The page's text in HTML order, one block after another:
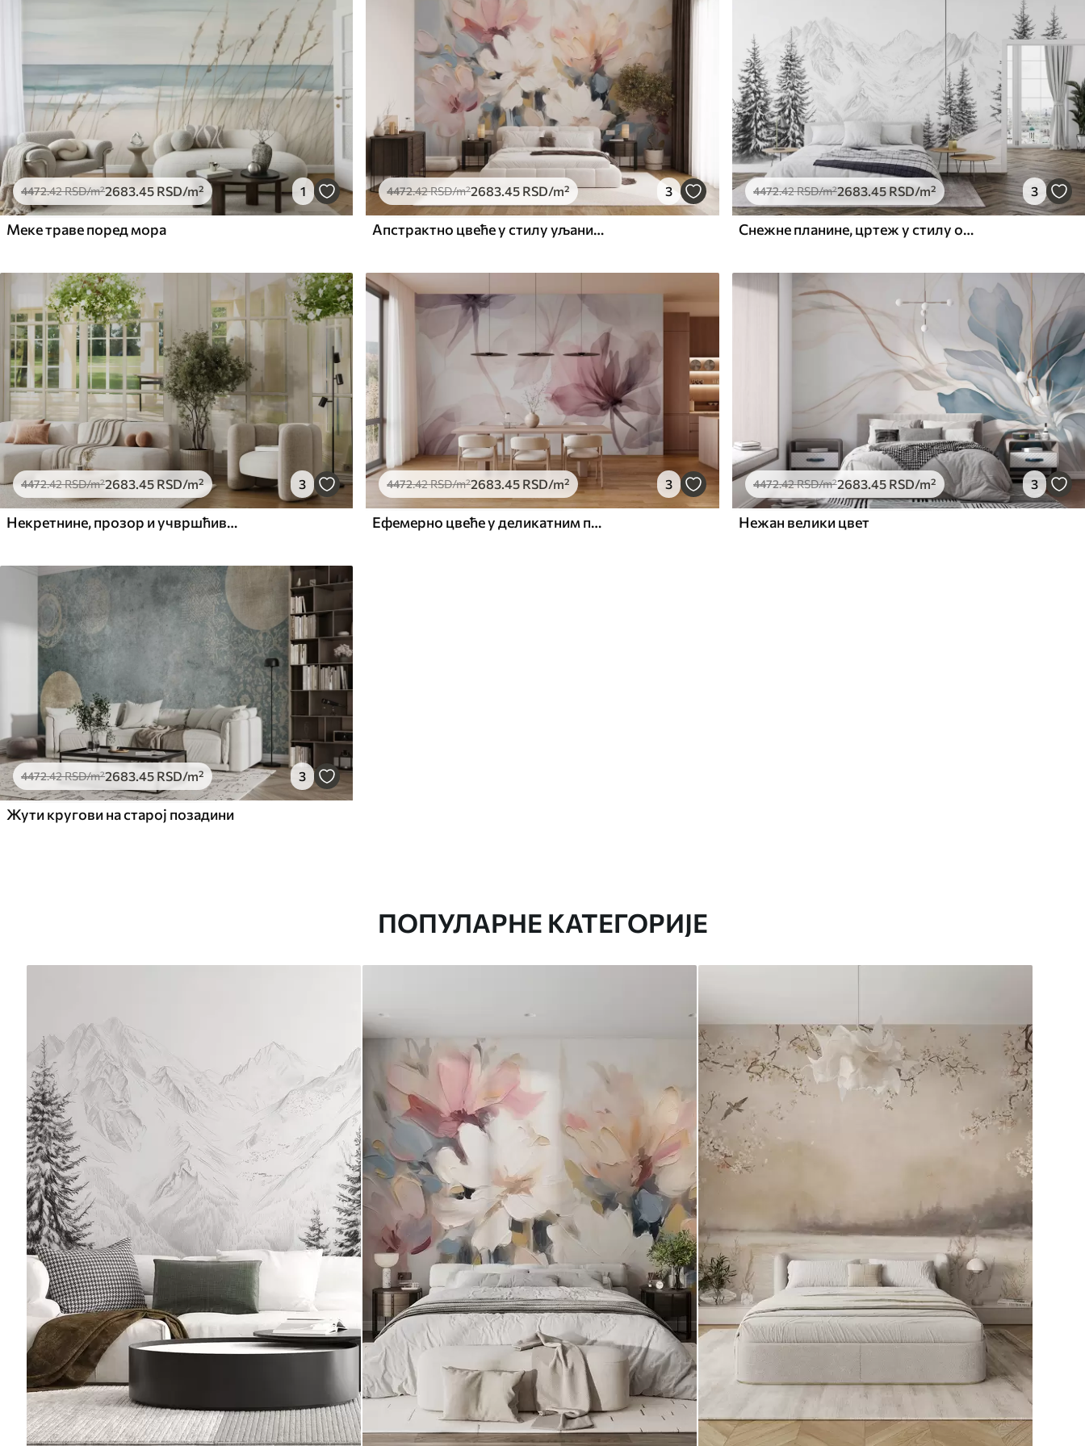
4472.42RSD/m²2683.45 RSD/m² 1
Меке траве поред мора
4472.42RSD/m²2683.45 RSD/m² 3
Апстрактно цвеће у стилу уљаних слика у меким тоновима
4472.42RSD/m²2683.45 RSD/m² 3
Снежне планине, цртеж у стилу оловке, минимализам, шума, природа
4472.42RSD/m²2683 .45 RSD/m² 3
Некретнине, прозор и учвршћивање
4472.42RSD/m²2683 .45 RSD/m² 3
Ефемерно цвеће у деликатним пастелним бојама
4472.42RSD/m²2683.45 RSD/m² 3
Нежан велики цвет
4472.42RSD/m²2683.45 RSD/m² 3
Жути кругови на старој позадини
ПОПУЛАРНЕ КАТЕГОРИЈЕ